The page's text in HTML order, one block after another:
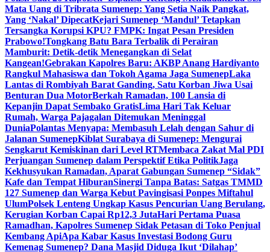
Mata Uang di Tribrata Sumenep: Yang Setia Naik Pangkat,
Yang ‘Nakal’ DipecatKejari Sumenep ‘Mandul’ Tetapkan
Tersangka Korupsi KPU? FMPK: Ingat Pesan Presiden
Prabowo!Tongkang Batu Bara Terbalik di Perairan
Mamburit: Detik-detik Menegangkan di Selat
Kangean!Gebrakan Kapolres Baru: AKBP Anang Hardiyanto
Rangkul Mahasiswa dan Tokoh Agama Jaga SumenepLaka
Lantas di Rombiyah Barat Ganding, Satu Korban Jiwa Usai
Benturan Dua MotorBerkah Ramadan, 100 Lansia di
Kepanjin Dapat Sembako GratisLima Hari Tak Keluar
Rumah, Warga Pajagalan Ditemukan Meninggal
DuniaPolantas Menyapa: Membasuh Lelah dengan Sahur di
Jalanan SumenepKiblat Surabaya di Sumenep: Mengurai
Sengkarut Kemiskinan dari Level RTMembaca Zakat Mal PDI
Perjuangan Sumenep dalam Perspektif Etika PolitikJaga
Kekhusyukan Ramadan, Aparat Gabungan Sumenep “Sidak”
Kafe dan Tempat HiburanSinergi Tanpa Batas: Satgas TMMD
127 Sumenep dan Warga Kebut Pavingisasi Ponpes Miftahul
UlumPolsek Lenteng Ungkap Kasus Pencurian Uang Berulang,
Kerugian Korban Capai Rp12,3 JutaHari Pertama Puasa
Ramadhan, Kapolres Sumenep Sidak Petasan di Toko Penjual
Kembang ApiApa Kabar Kasus Investasi Bodong Guru
Kemenag Sumenep? Dana Masjid Diduga Ikut ‘Dilahap’